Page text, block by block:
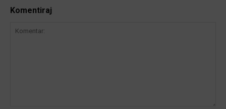
Komentiraj